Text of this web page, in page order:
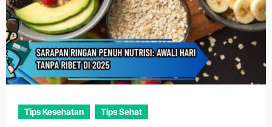
Tips Kesehatan Tips Sehat